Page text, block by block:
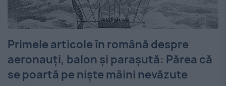
Primele articole în română despre
aeronauți, balon şi parașută: Părea că
se poartă pe nişte mâini nevăzute